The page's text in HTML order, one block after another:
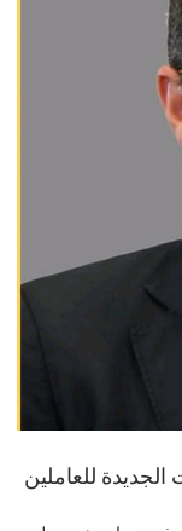
الجديدة للعاملين